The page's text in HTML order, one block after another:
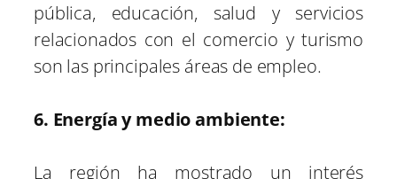
pública, educación, salud y servicios
relacionados con el comercio y turismo
son las principales áreas de empleo.
6. Energía y medio ambiente:
La región ha mostrado un interés